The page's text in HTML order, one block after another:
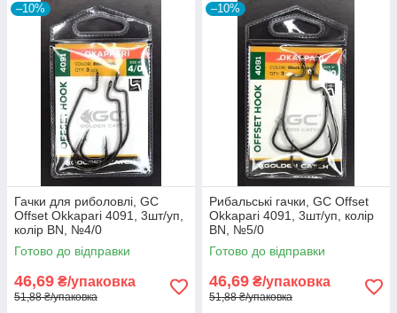
–10%
Гачки для риболовлі, GC
Offset Okkapari 4091, 3шт/уп,
колір BN, №4/0
Готово до відправки
46,69 ₴/упаковка
51,88 ₴/упаковка
–10%
Рибальські гачки, GC Offset
Okkapari 4091, 3шт/уп, колір
BN, №5/0
Готово до відправки
46,69 ₴/упаковка
51,88 ₴/упаковка